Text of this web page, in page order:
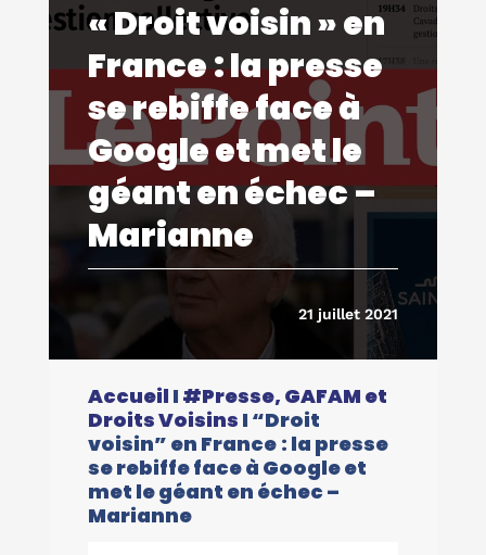
« Droit voisin » en
France : la presse
se rebiffe face à
Google et met le
géant en échec –
Marianne
21 juillet 2021
Accueil I #Presse, GAFAM et
Droits Voisins I “Droit
voisin” en France : la presse
se rebiffe face à Google et
met le géant en échec –
Marianne